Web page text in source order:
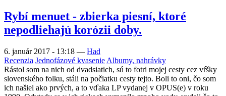
Rybí menuet - zbierka piesní, ktoré
nepodliehajú korózii doby.
6. január 2017 - 13:18 — Had
Recenzia Jednofázové kvasenie Albumy, nahrávky
Rástol som na nich od dvadsiatich, sú to fotri mojej cesty cez vŕšky
slovenského folku, stáli na počiatku cesty tejto. Boli to oni, čo som
ich našiel ako prvých, a to vďaka LP vydanej v OPUS(e) v roku